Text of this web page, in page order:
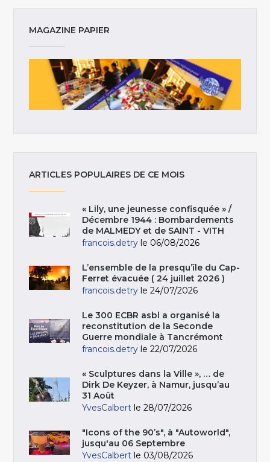
MAGAZINE PAPIER
ARTICLES POPULAIRES DE CE MOIS
« Lily, une jeunesse confisquée » /
Décembre 1944 : Bombardements
de MALMEDY et de SAINT - VITH
francois.detry le 06/08/2026
L’ensemble de la presqu’île du Cap-
Ferret évacuée ( 24 juillet 2026 )
francois.detry le 24/07/2026
Le 300 ECBR asbl a organisé la
reconstitution de la Seconde
Guerre mondiale à Tancrémont
francois.detry le 22/07/2026
« Sculptures dans la Ville », … de
Dirk De Keyzer, à Namur, jusqu’au
31 Août
YvesCalbert le 28/07/2026
"Icons of the 90’s", à "Autoworld",
jusqu'au 06 Septembre
YvesCalbert le 03/08/2026